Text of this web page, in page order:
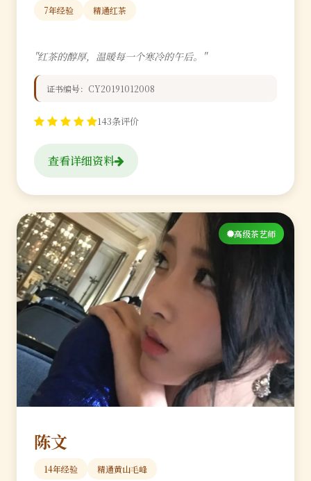
7年经验 精通红茶
"红茶的醇厚，温暖每一个寒冷的午后。"
证书编号：CY20191012008
143条评价
查看详细资料
高级茶艺师
陈文
14年经验 精通黄山毛峰